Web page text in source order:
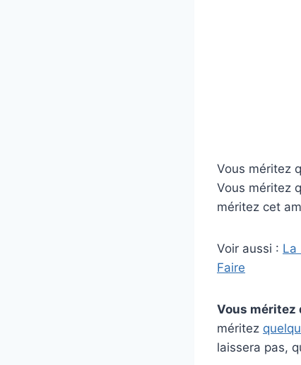
Vous méritez
Vous méritez
méritez cet
Voir aussi : La
Faire
Vous méritez
méritez
laissera pas,